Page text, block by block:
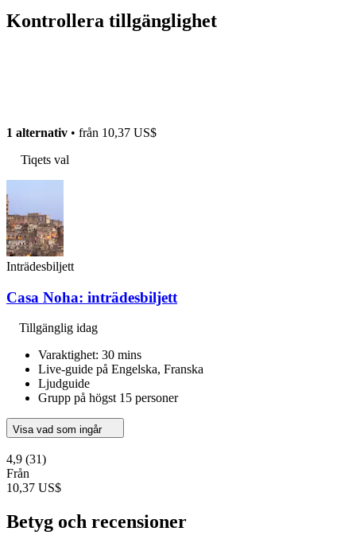
Kontrollera tillgänglighet
1 alternativ • från 10,37 US$
Tiqets val
Inträdesbiljett
Casa Noha: inträdesbiljett
Tillgänglig idag
Varaktighet: 30 mins
Live-guide på Engelska, Franska
Ljudguide
Grupp på högst 15 personer
Visa vad som ingår
4,9 (31)
Från
10,37 US$
Betyg och recensioner